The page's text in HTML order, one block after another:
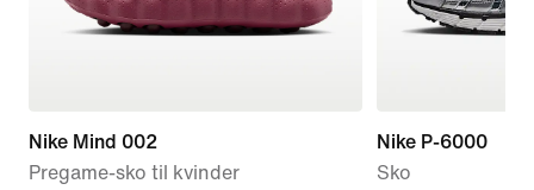
Nike Mind 002
Pregame-sko til kvinder
Nike P-6000
Sko